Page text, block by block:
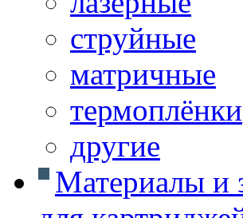
струйные
матричные
термоплёнки
другие
Материалы и